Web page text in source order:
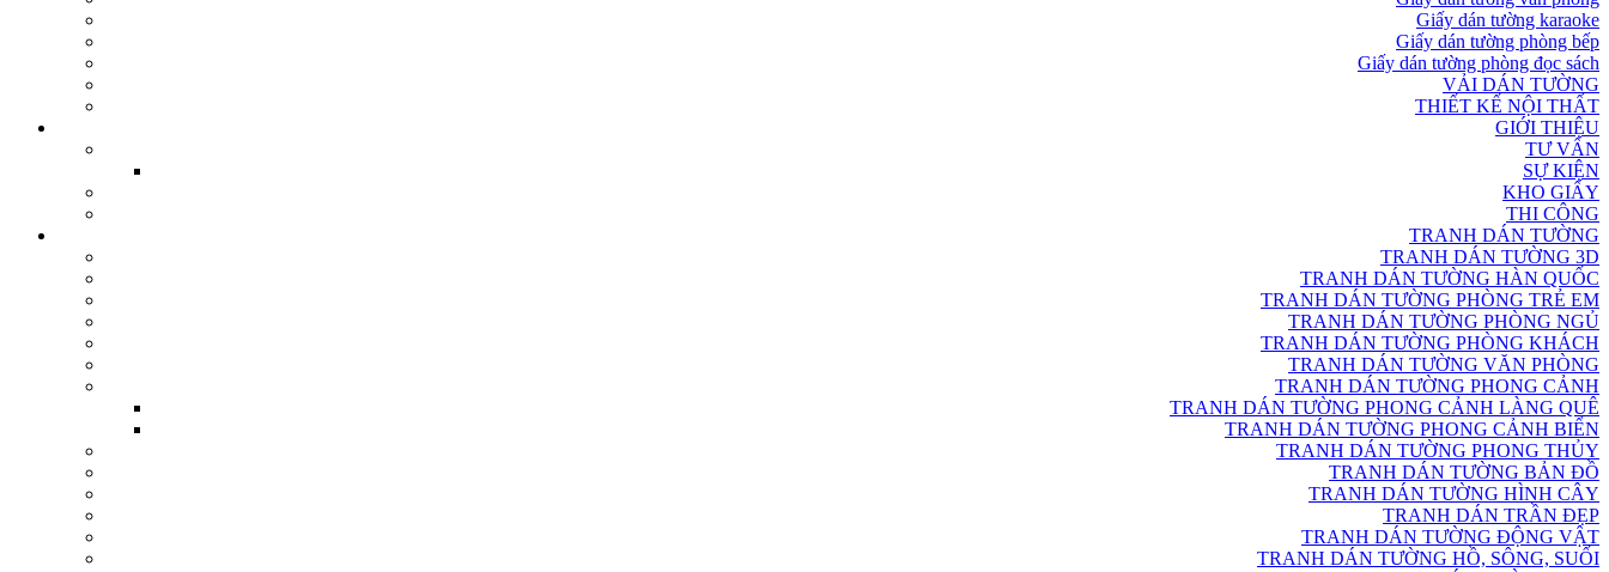
Giấy dán tường karaoke
Giấy dán tường phòng bếp
Giấy dán tường phòng đọc sách
VẢI DÁN TƯỜNG
THIẾT KẾ NỘI THẤT
GIỚI THIỆU
TƯ VẤN
SỰ KIỆN
KHO GIẤY
THI CÔNG
TRANH DÁN TƯỜNG
TRANH DÁN TƯỜNG 3D
TRANH DÁN TƯỜNG HÀN QUỐC
TRANH DÁN TƯỜNG PHÒNG TRẺ EM
TRANH DÁN TƯỜNG PHÒNG NGỦ
TRANH DÁN TƯỜNG PHÒNG KHÁCH
TRANH DÁN TƯỜNG VĂN PHÒNG
TRANH DÁN TƯỜNG PHONG CẢNH
TRANH DÁN TƯỜNG PHONG CẢNH LÀNG QUÊ
TRANH DÁN TƯỜNG PHONG CẢNH BIỂN
TRANH DÁN TƯỜNG PHONG THỦY
TRANH DÁN TƯỜNG BẢN ĐỒ
TRANH DÁN TƯỜNG HÌNH CÂY
TRANH DÁN TRẦN ĐẸP
TRANH DÁN TƯỜNG ĐỘNG VẬT
TRANH DÁN TƯỜNG HỒ, SÔNG, SUỐI